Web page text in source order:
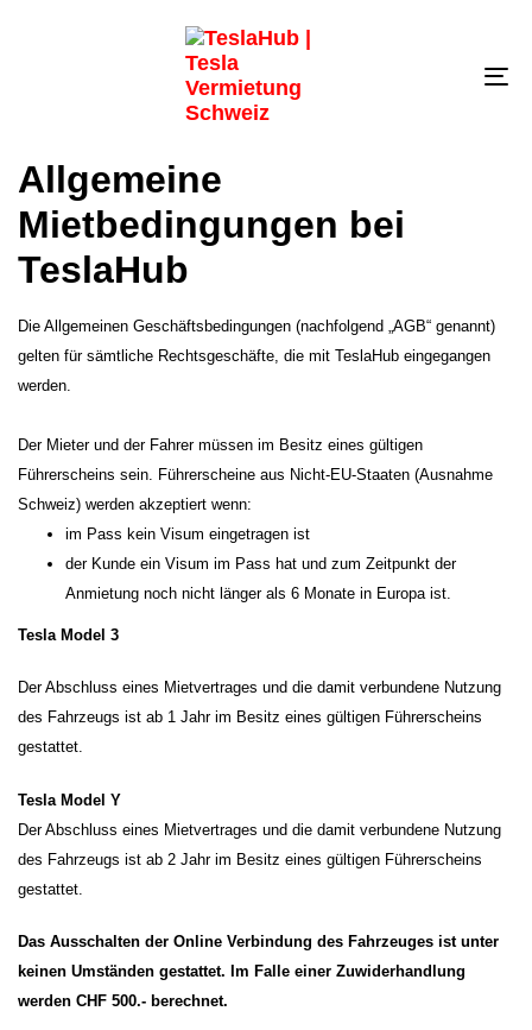
Allgemeine
Mietbedingungen bei
TeslaHub
Die Allgemeinen Geschäftsbedingungen (nachfolgend „AGB“ genannt)
gelten für sämtliche Rechtsgeschäfte, die mit TeslaHub eingegangen
werden.
Der Mieter und der Fahrer müssen im Besitz eines gültigen
Führerscheins sein. Führerscheine aus Nicht-EU-Staaten (Ausnahme
Schweiz) werden akzeptiert wenn:
im Pass kein Visum eingetragen ist
der Kunde ein Visum im Pass hat und zum Zeitpunkt der
Anmietung noch nicht länger als 6 Monate in Europa ist.
Tesla Model 3
Der Abschluss eines Mietvertrages und die damit verbundene Nutzung
des Fahrzeugs ist ab 1 Jahr im Besitz eines gültigen Führerscheins
gestattet.
Tesla Model Y
Der Abschluss eines Mietvertrages und die damit verbundene Nutzung
des Fahrzeugs ist ab 2 Jahr im Besitz eines gültigen Führerscheins
gestattet.
Das Ausschalten der Online Verbindung des Fahrzeuges ist unter
keinen Umständen gestattet. Im Falle einer Zuwiderhandlung
werden CHF 500.- berechnet.